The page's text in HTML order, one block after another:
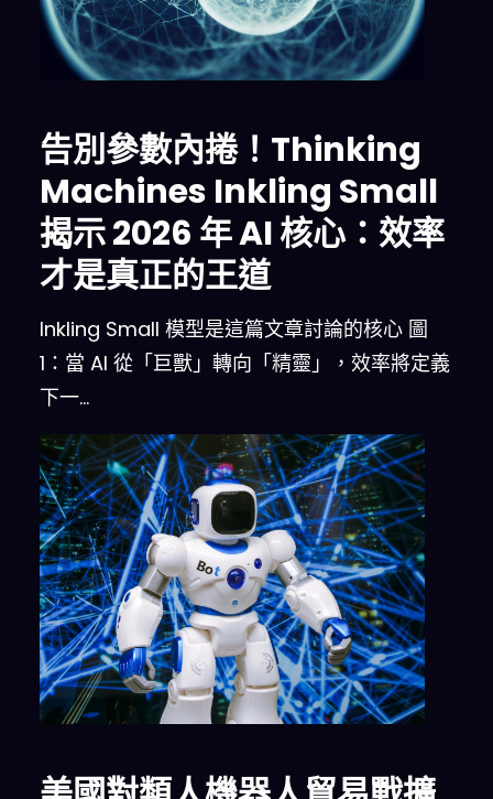
告別參數內捲！Thinking
Machines Inkling Small
揭示 2026 年 AI 核心：效率
才是真正的王道
Inkling Small 模型是這篇文章討論的核心 圖
1：當 AI 從「巨獸」轉向「精靈」，效率將定義
下一…